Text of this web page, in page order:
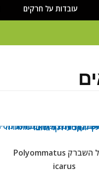
עובדות על חרקים
כחליל השברק Polyommatus
icarus